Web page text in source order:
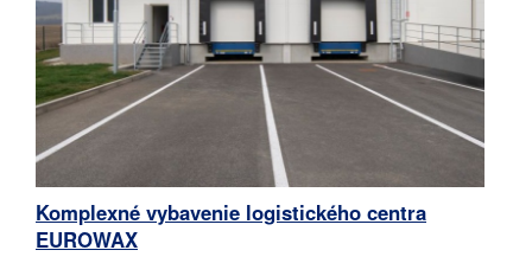
Komplexné vybavenie logistického centra
EUROWAX